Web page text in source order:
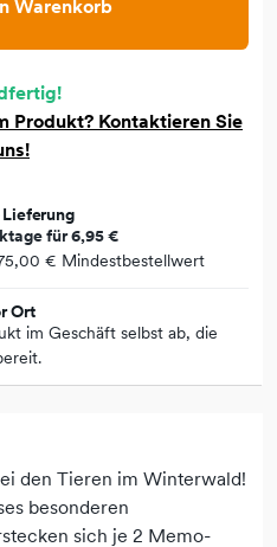
Warenkorb
Produkt? Kontaktieren Sie
für6,95 €
€ Mindestbestellwert
Ort
im Geschäft selbst ab, die
den Tieren im Winterwald!
besonderen
sich je 2 Memo-